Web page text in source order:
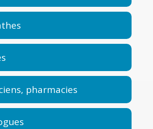
pharmacies